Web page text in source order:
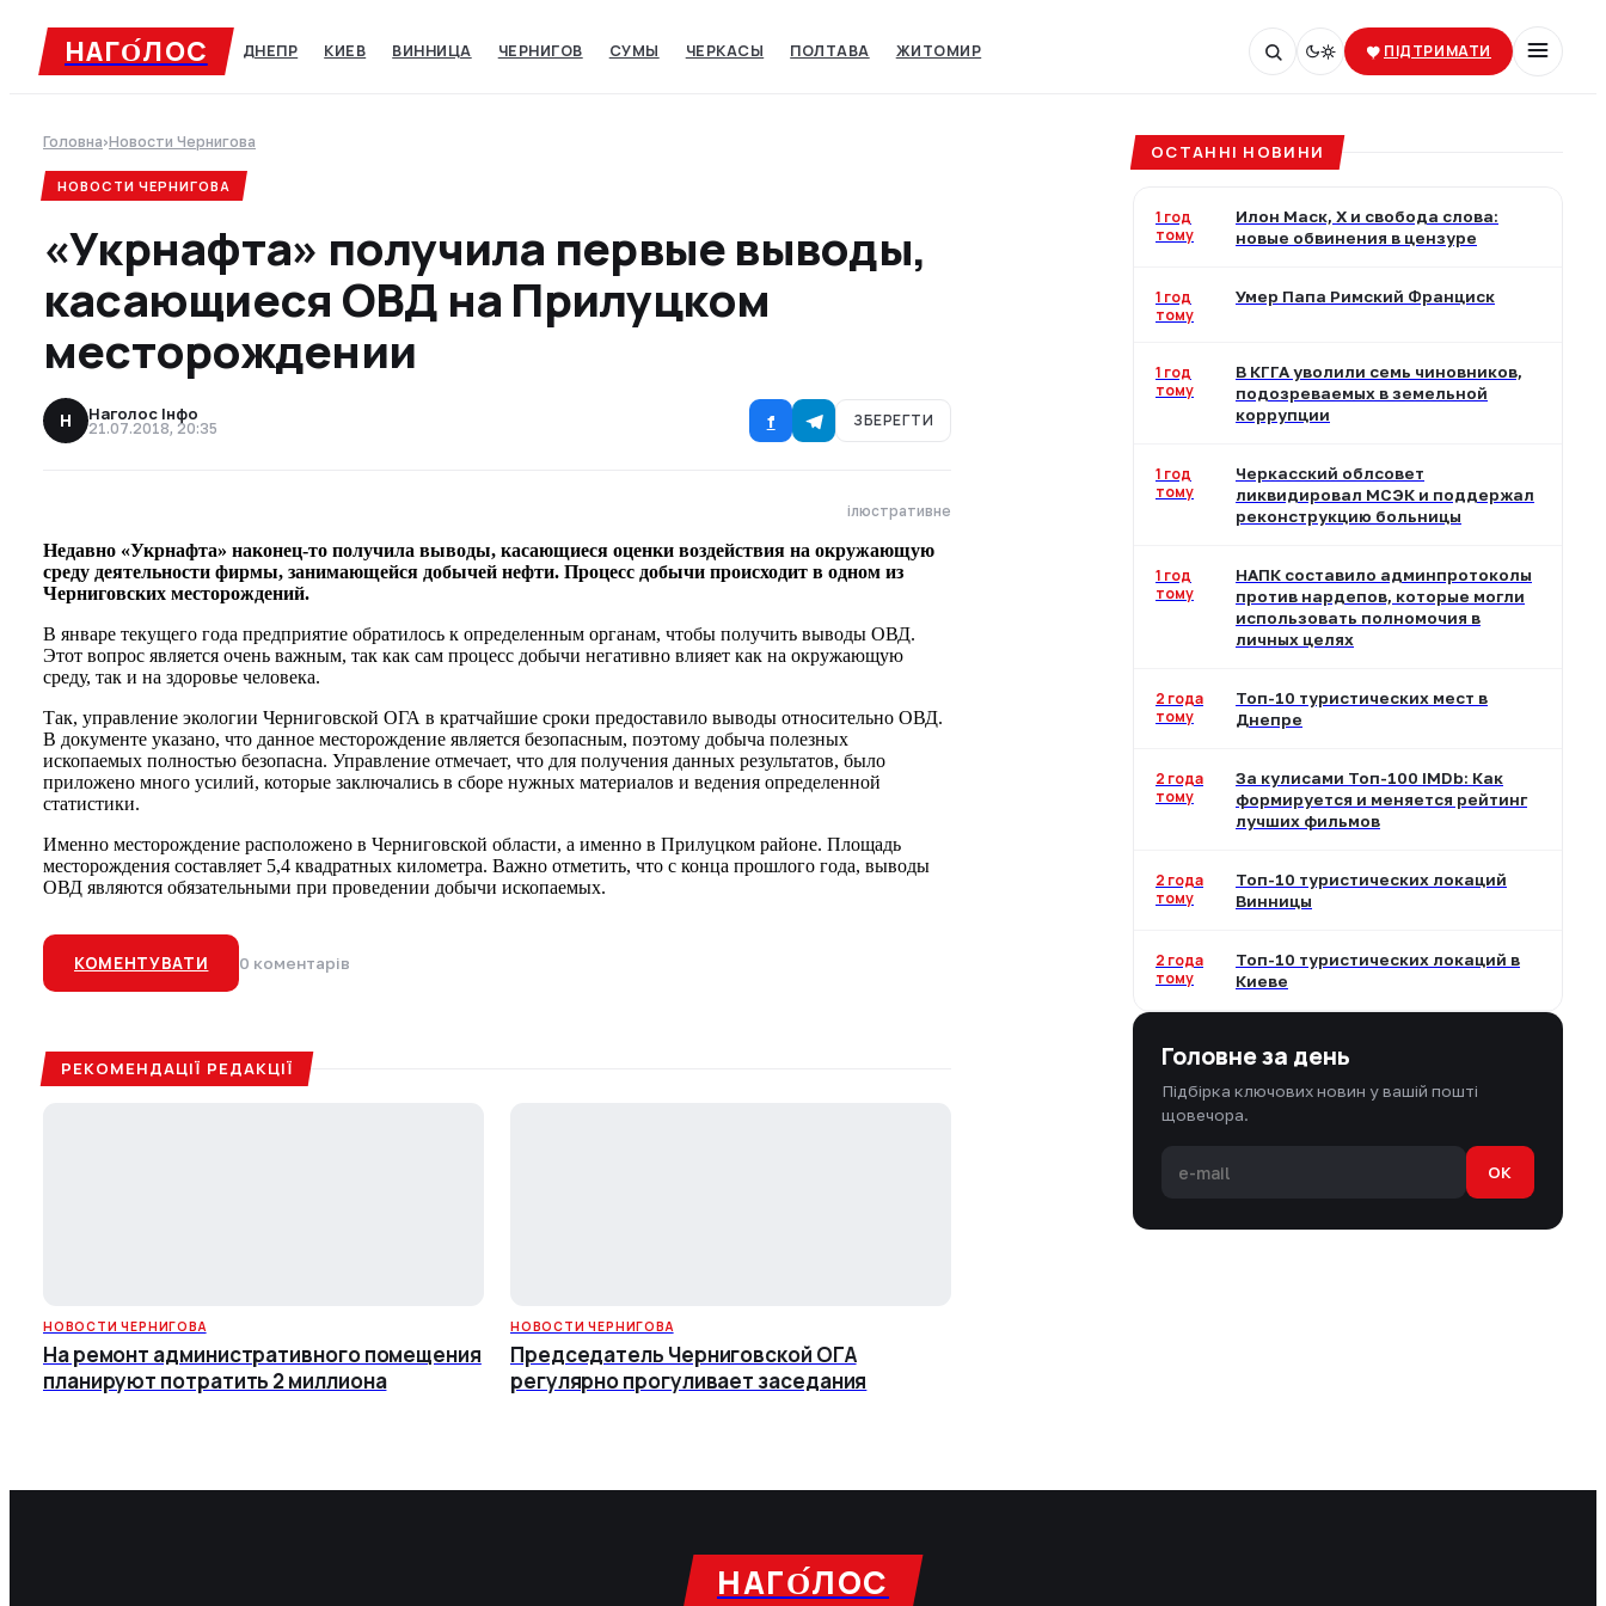
НАГО́ЛОC ДНЕПР КИЕВ ВИННИЦА ЧЕРНИГОВ СУМЫ‎ ЧЕРКАСЫ‎ ПОЛТАВА ЖИТОМИР ПІДТРИМАТИ
Головна›Новости Чернигова
НОВОСТИ ЧЕРНИГОВА
«Укрнафта» получила первые выводы,
касающиеся ОВД на Прилуцком
месторождении
Н Наголос Інфо
21.07.2018, 20:35 f ЗБЕРЕГТИ
ілюстративне
Недавно «Укрнафта» наконец-то получила выводы, касающиеся оценки воздействия на окружающую
среду деятельности фирмы, занимающейся добычей нефти. Процесс добычи происходит в одном из
Черниговских месторождений.
В январе текущего года предприятие обратилось к определенным органам, чтобы получить выводы ОВД.
Этот вопрос является очень важным, так как сам процесс добычи негативно влияет как на окружающую
среду, так и на здоровье человека.
Так, управление экологии Черниговской ОГА в кратчайшие сроки предоставило выводы относительно ОВД.
В документе указано, что данное месторождение является безопасным, поэтому добыча полезных
ископаемых полностью безопасна. Управление отмечает, что для получения данных результатов, было
приложено много усилий, которые заключались в сборе нужных материалов и ведения определенной
статистики.
Именно месторождение расположено в Черниговской области, а именно в Прилуцком районе. Площадь
месторождения составляет 5,4 квадратных километра. Важно отметить, что с конца прошлого года, выводы
ОВД являются обязательными при проведении добычи ископаемых.
КОМЕНТУВАТИ 0 коментарів
РЕКОМЕНДАЦІЇ РЕДАКЦІЇ
НОВОСТИ ЧЕРНИГОВА
На ремонт административного помещения
планируют потратить 2 миллиона
НОВОСТИ ЧЕРНИГОВА
Председатель Черниговской ОГА
регулярно прогуливает заседания
ОСТАННІ НОВИНИ
1 год
тому
Илон Маск, X и свобода слова:
новые обвинения в цензуре
1 год
тому
Умер Папа Римский Франциск
1 год
тому
В КГГА уволили семь чиновников,
подозреваемых в земельной
коррупции
1 год
тому
Черкасский облсовет
ликвидировал МСЭК и поддержал
реконструкцию больницы
1 год
тому
НАПК составило админпротоколы
против нардепов, которые могли
использовать полномочия в
личных целях
2 года
тому
Топ-10 туристических мест в
Днепре
2 года
тому
За кулисами Топ-100 IMDb: Как
формируется и меняется рейтинг
лучших фильмов
2 года
тому
Топ-10 туристических локаций
Винницы
2 года
тому
Топ-10 туристических локаций в
Киеве
Головне за день
Підбірка ключових новин у вашій пошті
щовечора.
OK
НАГО́ЛОC